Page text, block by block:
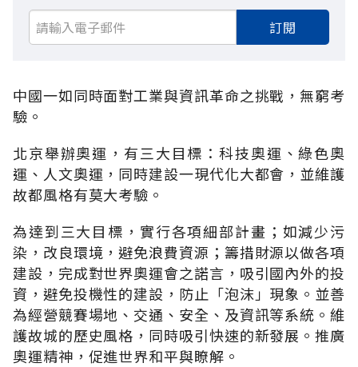
訂閱
中國一如同時面對工業與資訊革命之挑戰，無窮考
驗。
北京舉辦奧運，有三大目標：科技奧運、綠色奧
運、人文奧運，同時建設一現代化大都會，並維護
故都風格有莫大考驗。
為達到三大目標，實行各項細部計畫；如減少污
染，改良環境，避免浪費資源；籌措財源以做各項
建設，完成對世界奧運會之諾言，吸引國內外的投
資，避免投機性的建設，防止「泡沫」現象。並善
為經營競賽場地、交通、安全、及資訊等系統。維
護故城的歷史風格，同時吸引快速的新發展。推廣
奧運精神，促進世界和平與瞭解。